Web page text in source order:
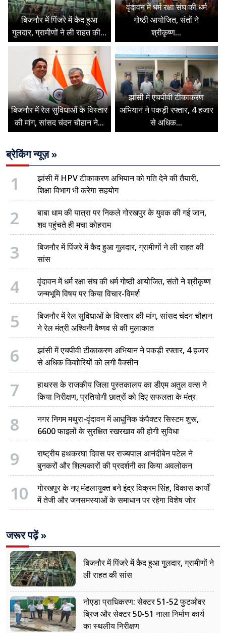
बिजनौर में पिंजरे में कैद हुआ
गुलदार, ग्रामीणों ने ली राहत की...
वृंदावन में धर्म रक्षा संघ की धर्म
गोष्ठी आयोजित, संतों ने
श्रीकृष्ण...
बिजनौर में रेल सुविधाओं के विस्तार
की मांग, सांसद चंदन चौहान ने...
झांसी में एचपीवी टीकाकरण
अभियान ने पकड़ी रफ्तार, 4 हजार
से अधिक...
ब्रेकिंग न्यूज़ »
1
झांसी में HPV टीकाकरण अभियान को गति देने की तैयारी,
शिक्षा विभाग भी करेगा सहयोग
2
बाबा धाम की यात्रा पर निकले गोरखपुर के युवक की गई जान,
शव पहुंचते ही मचा कोहराम
3
बिजनौर में पिंजरे में कैद हुआ गुलदार, ग्रामीणों ने ली राहत की
सांस
4
वृंदावन में धर्म रक्षा संघ की धर्म गोष्ठी आयोजित, संतों ने श्रीकृष्ण
जन्मभूमि विषय पर किया विचार-विमर्श
5
बिजनौर में रेल सुविधाओं के विस्तार की मांग, सांसद चंदन चौहान
ने रेल मंत्री अश्विनी वैष्णव से की मुलाकात
6
झांसी में एचपीवी टीकाकरण अभियान ने पकड़ी रफ्तार, 4 हजार
से अधिक किशोरियों को लगी वैक्सीन
7
हाथरस के राजकीय जिला पुस्तकालय का डीएम अतुल वत्स ने
किया निरीक्षण, प्रतियोगी छात्रों को दिए सफलता के मंत्र
8
नगर निगम मथुरा-वृंदावन में आधुनिक कंपैक्टर सिस्टम शुरू,
6600 फाइलों के सुरक्षित रखरखाव की होगी सुविधा
9
राष्ट्रीय हथकरघा दिवस पर राज्यपाल आनंदीबेन पटेल ने
बुनकरों और शिल्पकारों की प्रदर्शनी का किया अवलोकन
10
गोरखपुर के नए मंडलायुक्त बने इंद्र विक्रम सिंह, विकास कार्यों
में तेजी और जनसमस्याओं के समाधान पर रहेगा विशेष जोर
जरूर पढ़ें »
बिजनौर में पिंजरे में कैद हुआ गुलदार, ग्रामीणों ने
ली राहत की सांस
नोएडा प्राधिकरण: सेक्टर 51-52 फुटओवर
ब्रिज और सेक्टर 50-51 नाला निर्माण कार्य
का स्थलीय निरीक्षण